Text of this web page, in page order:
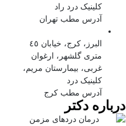
کلینیک درد راد
آدرس مطب تهران
البرز، کرج، خیابان ٤٥
متری گلشهر، ارغوان
غربی، بیمارستان مریم،
کلینیک درد
آدرس مطب کرج
درباره دکتر